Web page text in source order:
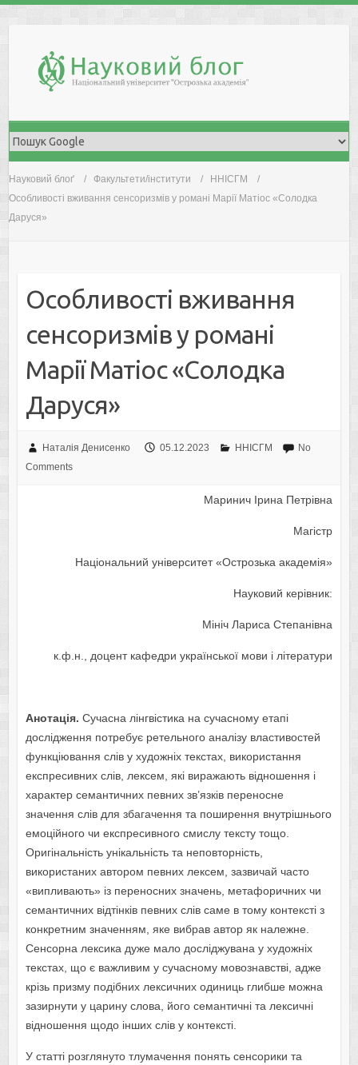
Науковий блоґ Факультети/інститути
ННІСГМ
Особливості вживання сенсоризмів у романі Марії Матіос «Солодка
Даруся»
Особливості вживання
сенсоризмів у романі
Марії Матіос «Солодка
Даруся»
Наталія Денисенко 05.12.2023 ННІСГМ
No
Comments
Маринич Ірина Петрівна
Магістр
Національний університет «Острозька академія»
Науковий керівник:
Мініч Лариса Степанівна
к.ф.н., доцент кафедри української мови і літератури
Анотація. Сучасна лінгвістика на сучасному етапі
дослідження потребує ретельного аналізу властивостей
функціювання слів у художніх текстах, використання
експресивних слів, лексем, які виражають відношення і
характер семантичних певних зв’язків переносне
значення слів для збагачення та поширення внутрішнього
емоційного чи експресивного смислу тексту тощо.
Оригінальність унікальність та неповторність,
використаних автором певних лексем, зазвичай часто
«випливають» із переносних значень, метафоричних чи
семантичних відтінків певних слів саме в тому контексті з
конкретним значенням, яке вибрав автор як належне.
Сенсорна лексика дуже мало досліджувана у художніх
текстах, що є важливим у сучасному мовознавстві, адже
крізь призму подібних лексичних одиниць глибше можна
зазирнути у царину слова, його семантичні та лексичні
відношення щодо інших слів у контексті.
У статті розглянуто тлумачення понять сенсорики та